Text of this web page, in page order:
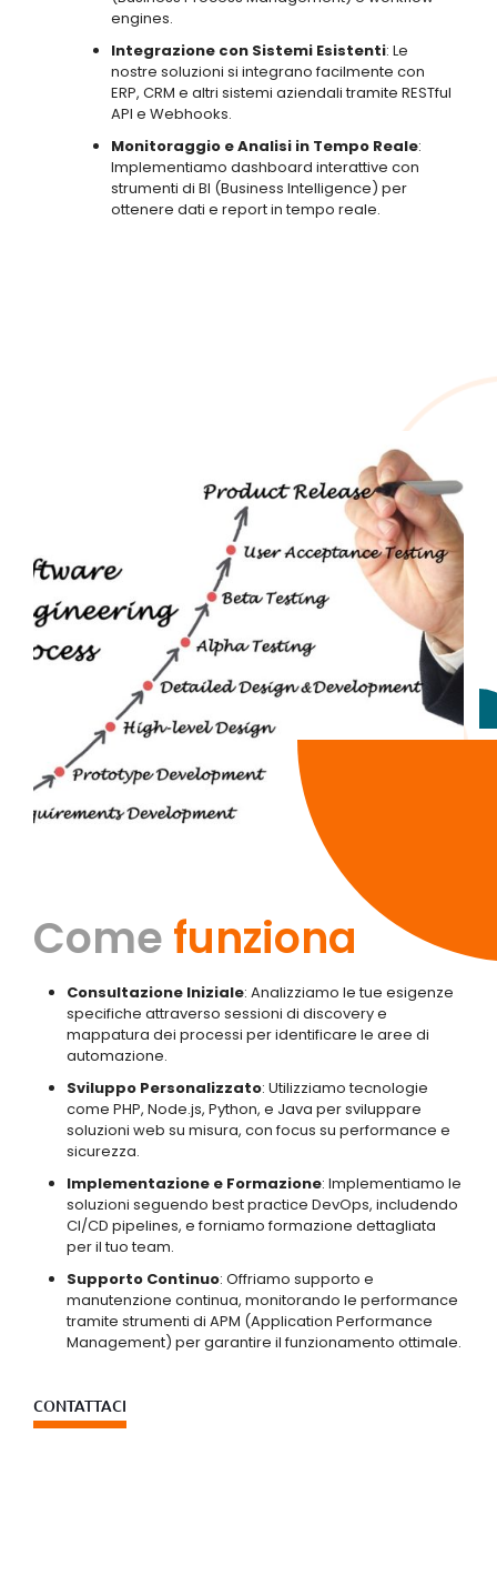
engines.
Integrazione con Sistemi Esistenti: Le
nostre soluzioni si integrano facilmente con
ERP, CRM e altri sistemi aziendali tramite RESTful
API e Webhooks.
Monitoraggio e Analisi in Tempo Reale:
Implementiamo dashboard interattive con
strumenti di BI (Business Intelligence) per
ottenere dati e report in tempo reale.
Come funziona
Consultazione Iniziale: Analizziamo le tue esigenze
specifiche attraverso sessioni di discovery e
mappatura dei processi per identificare le aree di
automazione.
Sviluppo Personalizzato: Utilizziamo tecnologie
come PHP, Node.js, Python, e Java per sviluppare
soluzioni web su misura, con focus su performance e
sicurezza.
Implementazione e Formazione: Implementiamo le
soluzioni seguendo best practice DevOps, includendo
CI/CD pipelines, e forniamo formazione dettagliata
per il tuo team.
Supporto Continuo: Offriamo supporto e
manutenzione continua, monitorando le performance
tramite strumenti di APM (Application Performance
Management) per garantire il funzionamento ottimale.
CONTATTACI